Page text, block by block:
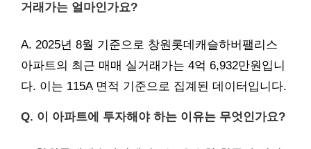
거래가는 얼마인가요?
A. 2025년 8월 기준으로 창원롯데캐슬하버팰리스
아파트의 최근 매매 실거래가는 4억 6,932만원입니
다. 이는 115A 면적 기준으로 집계된 데이터입니다.
Q. 이 아파트에 투자해야 하는 이유는 무엇인가요?